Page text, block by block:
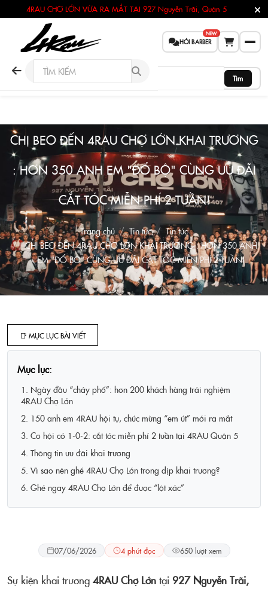
4RAU CHỢ LỚN VỪA RA MẮT TẠI 927 Nguyễn Trãi, Quận 5
HỎI BARBER
NEW
Tìm
CHỊ BEO ĐẾN 4RAU CHỢ LỚN KHAI TRƯƠNG
: HƠN 350 ANH EM "ĐỔ BỘ" CÙNG ƯU ĐÃI
CẮT TÓC MIỄN PHÍ 2 TUẦN!
Trang chủ Tin tức
Tin tức
CHỊ BEO ĐẾN 4RAU CHỢ LỚN KHAI TRƯƠNG : HƠN 350 ANH
EM "ĐỔ BỘ" CÙNG ƯU ĐÃI CẮT TÓC MIỄN PHÍ 2 TUẦN!
📑 MỤC LỤC BÀI VIẾT
Mục lục:
1. Ngày đầu “cháy phố”: hơn 200 khách hàng trải nghiệm
4RAU Chợ Lớn
2. 150 anh em 4RAU hội tụ, chúc mừng “em út” mới ra mắt
3. Cơ hội có 1-0-2: cắt tóc miễn phí 2 tuần tại 4RAU Quận 5
4. Thông tin ưu đãi khai trương
5. Vì sao nên ghé 4RAU Chợ Lớn trong dịp khai trương?
6. Ghé ngay 4RAU Chợ Lớn để được “lột xác”
07/06/2026
4 phút đọc 650 lượt xem
Sự kiện khai trương 4RAU Chợ Lớn tại 927 Nguyễn Trãi,